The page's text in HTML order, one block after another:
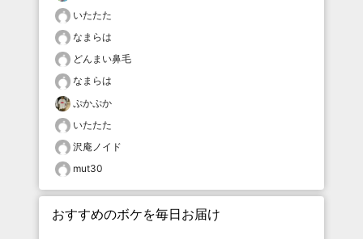
いたたた
なまらは
どんまい鼻毛
なまらは
ぷかぷか
いたたた
沢庵ノイド
mut30
おすすめのボケを毎日お届け